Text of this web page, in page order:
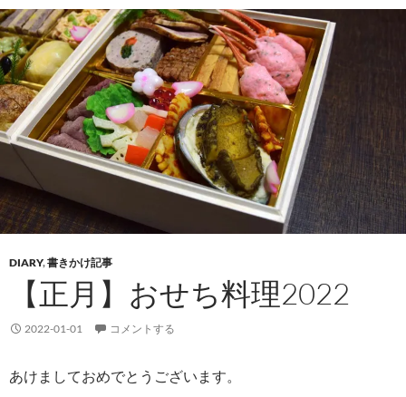
DIARY,書きかけ記事
【正月】おせち料理2022
2022-01-01 コメントする
あけましておめでとうございます。